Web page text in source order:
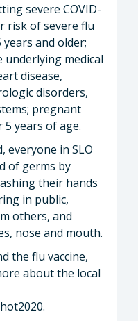
severe COVID-
risk of severe flu
and older;
underlying medical
disease,
disorders,
pregnant
years of age.
everyone in SLO
of germs by
their hands
in public,
others, and
nose and mouth.
the flu vaccine,
about the local